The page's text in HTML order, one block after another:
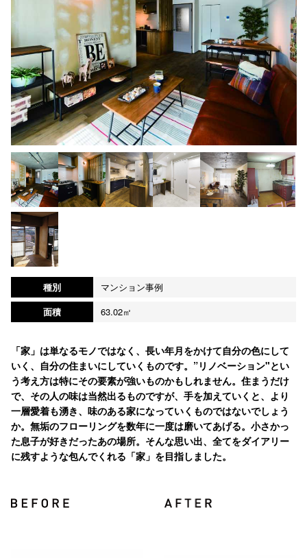
種別
マンション事例
面積
63.02㎡
「家」は単なるモノではなく、長い年月をかけて自分の色にして
いく、自分の住まいにしていくものです。”リノベーション"とい
う考え方は特にその要素が強いものかもしれません。住まうだけ
で、その人の味は当然出るものですが、手を加えていくと、より
一層愛着も湧き、味のある家になっていくものではないでしょう
か。無垢のフローリングを数年に一度は磨いてあげる。小さかっ
た息子が好きだったあの場所。そんな思い出、全てをダイアリー
に残すような包んでくれる「家」を目指しました。